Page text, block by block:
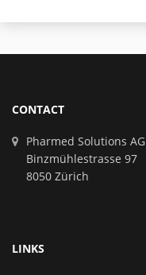
CONTACT
Pharmed Solutions AG
Binzmühlestrasse 97
8050 Zürich
LINKS